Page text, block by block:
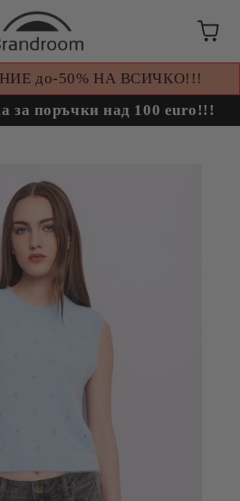
до-50% НА ВСИЧКО!!!
за поръчки над 100 euro!!!